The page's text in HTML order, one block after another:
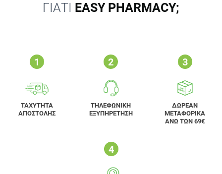
ΓΙΑΤΙ EASY PHARMACY;
ΤΑΧΥΤΗΤΑ
ΑΠΟΣΤΟΛΗΣ
ΤΗΛΕΦΩΝΙΚΗ
ΕΞΥΠΗΡΕΤΗΣΗ
ΔΩΡΕΑΝ
ΜΕΤΑΦΟΡΙΚΑ
ΑΝΩ ΤΩΝ 69€